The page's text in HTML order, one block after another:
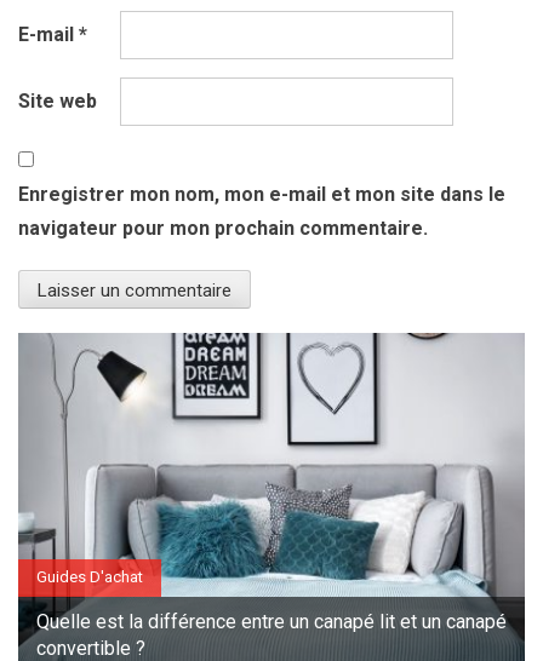
E-mail *
Site web
Enregistrer mon nom, mon e-mail et mon site dans le
navigateur pour mon prochain commentaire.
Guides D'achat
Quelle est la différence entre un canapé lit et un canapé
convertible ?